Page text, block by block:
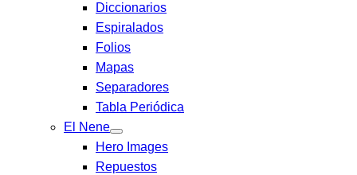
Diccionarios
Espiralados
Folios
Mapas
Separadores
Tabla Periódica
El Nene
Hero Images
Repuestos